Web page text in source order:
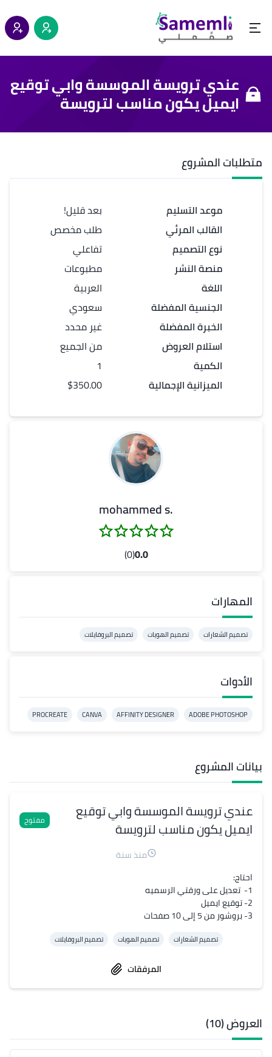
عندي ترويسة الموسسة وابي توقيع
ايميل يكون مناسب لترويسة
متطلبات المشروع
موعد التسليم
القالب المرئي
نوع التصميم
منصة النشر
اللغة
الجنسية المفضلة
الخبرة المفضلة
استلام العروض
الكمية
الميزانية الإجمالية
بعد قليل!
طلب مخصص
تفاعلي
مطبوعات
العربية
سعودي
غير محدد
من الجميع
1
$350.00
.mohammed s
0.0
(0)
المهارات
تصميم الشعارات تصميم الهويات تصميم البروفايلات
الأدوات
ADOBE PHOTOSHOP
AFFINITY DESIGNER
CANVA
PROCREATE
بيانات المشروع
عندي ترويسة الموسسة وابي توقيع
ايميل يكون مناسب لترويسة
مفتوح
منذ سنة
3- بروشور من 5 إلى 10 صفحات
تصميم الشعارات تصميم الهويات تصميم البروفايلات
المرفقات
العروض (10)